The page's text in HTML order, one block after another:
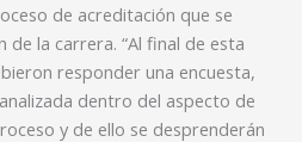
de acreditación que se
de la carrera. “Al final de esta
responder una encuesta,
dentro del aspecto de
y de ello se desprenderán